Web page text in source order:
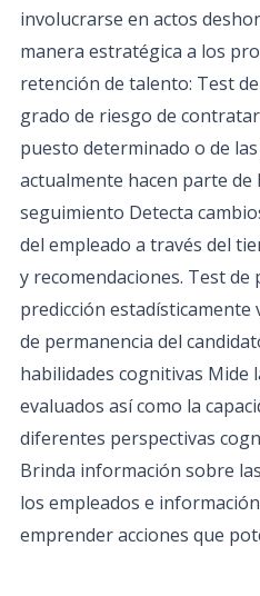
involucrarse en actos
manera estratégica a los
retención de talento: Test
grado de riesgo de
puesto determinado o de
actualmente hacen parte de
seguimiento Detecta
del empleado a través del
y recomendaciones. Test
predicción estadísticamente
de permanencia del
habilidades cognitivas Mide
evaluados así como la
diferentes perspectivas
Brinda información sobre
los empleados e
emprender acciones que